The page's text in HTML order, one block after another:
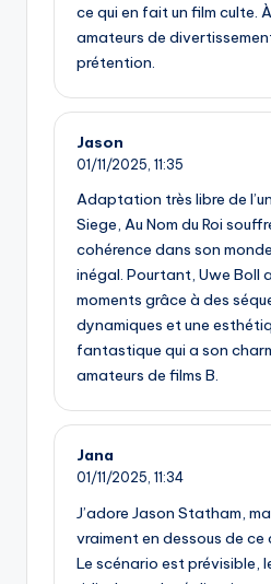
ce qui en fait un film culte.
amateurs de
prétention.
Jason
01/11/2025, 11:35
Adaptation très libre de
Siege, Au Nom du Roi
cohérence dans son
inégal. Pourtant, Uwe Boll
moments grâce à des
dynamiques et une
fantastique qui a son
amateurs de films B.
Jana
01/11/2025, 11:34
J’adore Jason Statham,
vraiment en dessous de ce
Le scénario est prévisible,